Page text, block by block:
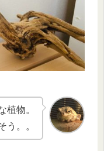
植物。
う。。